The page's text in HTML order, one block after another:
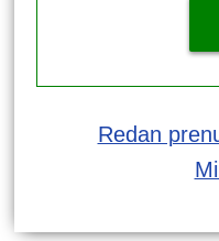
Redan